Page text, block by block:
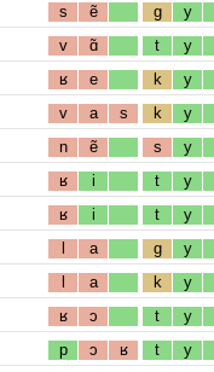
s ẽ g y
v ɑ̃ t y
ʁ e k y
v a s k y
n ẽ s y
ʁ i t y
ʁ i t y
l a g y
l a k y
ʁ ɔ t y
p ɔ ʁ t y